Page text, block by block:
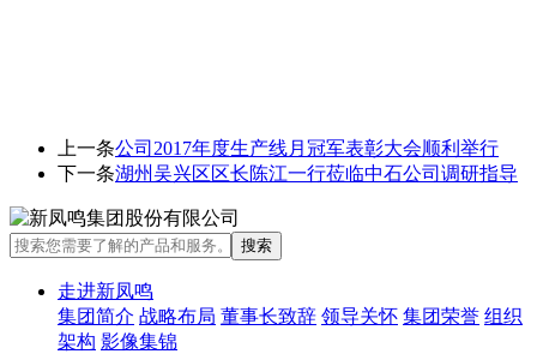
上一条公司2017年度生产线月冠军表彰大会顺利举行
下一条湖州吴兴区区长陈江一行莅临中石公司调研指导
走进新凤鸣
集团简介 战略布局 董事长致辞 领导关怀 集团荣誉 组织
架构 影像集锦